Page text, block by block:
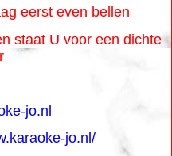
eerst even bellen
staat U voor een dichte
jo.nl
jo.nl/